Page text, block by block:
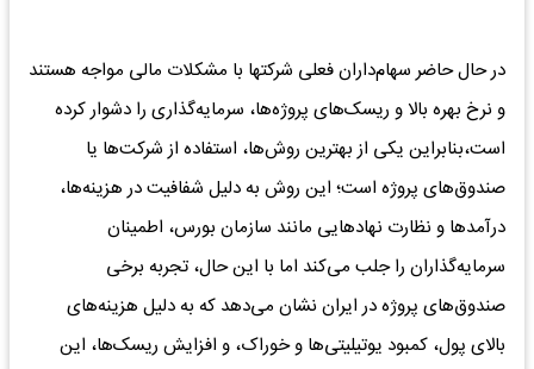
در حال حاضر سهام‌داران فعلی شرکتها با مشکلات مالی مواجه هستند
و نرخ بهره بالا و ریسک‌های پروژه‌ها، سرمایه‌گذاری را دشوار کرده
است،بنابراین یکی از بهترین روش‌ها، استفاده از شرکت‌ها یا
صندوق‌های پروژه است؛ این روش به دلیل شفافیت در هزینه‌ها،
درآمدها و نظارت نهادهایی مانند سازمان بورس، اطمینان
سرمایه‌گذاران را جلب می‌کند اما با این حال، تجربه برخی
صندوق‌های پروژه در ایران نشان می‌دهد که به دلیل هزینه‌های
بالای پول، کمبود یوتیلیتی‌ها و خوراک، و افزایش ریسک‌ها، این